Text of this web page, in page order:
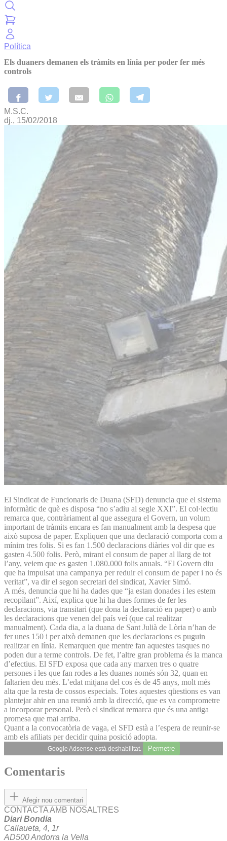
Política
Els duaners demanen els tràmits en línia per poder fer més
controls
M.S.C.
dj., 15/02/2018
El Sindicat de Funcionaris de Duana (SFD) denuncia que el sistema
informàtic de què es disposa “no s’adiu al segle XXI”. El col·lectiu
remarca que, contràriament al que assegura el Govern, un volum
important de tràmits encara es fan manualment amb la despesa que
això suposa de paper. Expliquen que una declaració comporta com a
mínim tres folis. Si es fan 1.500 declaracions diàries vol dir que es
gasten 4.500 folis. Però, mirant el consum de paper al llarg de tot
l’any, veiem que es gasten 1.080.000 folis anuals. “El Govern diu
que ha impulsat una campanya per reduir el consum de paper i no és
veritat”, va dir el segon secretari del sindicat, Xavier Simó.
A més, denuncia que hi ha dades que “ja estan donades i les estem
recopilant”. Així, explica que hi ha dues formes de fer les
declaracions, via transitari (que dona la declaració en paper) o amb
les declaracions que venen del país veí (que cal realitzar
manualment). Cada dia, a la duana de Sant Julià de Lòria n’han de
fer unes 150 i per això demanen que les declaracions es puguin
realitzar en línia. Remarquen que mentre fan aquestes tasques no
poden dur a terme controls. De fet, l’altre gran problema és la manca
d’efectius. El SFD exposa que cada any marxen tres o quatre
persones i les que fan rodes a les duanes només són 32, quan en
faltarien deu més. L’edat mitjana del cos és de 45 anys, molt més
alta que la resta de cossos especials. Totes aquestes qüestions es van
plantejar ahir en una reunió amb la direcció, que es va comprometre
a incorporar personal. Però el sindicat remarca que és una antiga
promesa que mai arriba.
Quant a la convocatòria de vaga, el SFD està a l’espera de reunir-se
amb els afiliats per decidir quina posició adopta.
Google Adsense està deshabilitat. Permetre
Comentaris
Afegir nou comentari
CONTACTA AMB NOSALTRES
Diari Bondia
Callaueta, 4, 1r
AD500 Andorra la Vella